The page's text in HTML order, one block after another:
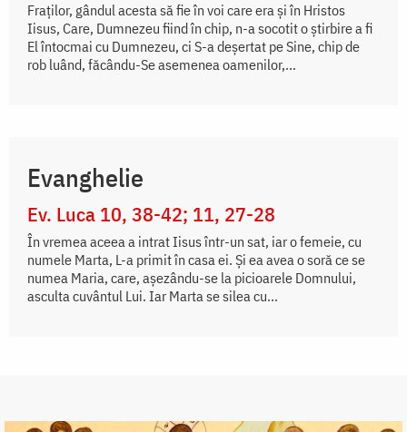
Fraților, gândul acesta să fie în voi care era și în Hristos
Iisus, Care, Dumnezeu fiind în chip, n-a socotit o știrbire a fi
El întocmai cu Dumnezeu, ci S-a deșertat pe Sine, chip de
rob luând, făcându-Se asemenea oamenilor,...
Evanghelie
Ev. Luca 10, 38-42; 11, 27-28
În vremea aceea a intrat Iisus într-un sat, iar o femeie, cu
numele Marta, L-a primit în casa ei. Și ea avea o soră ce se
numea Maria, care, așezându-se la picioarele Domnului,
asculta cuvântul Lui. Iar Marta se silea cu...